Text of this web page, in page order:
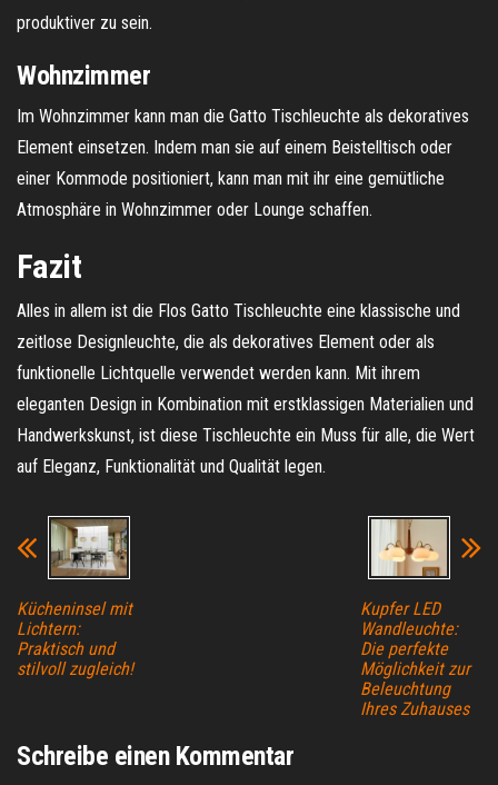
produktiver zu sein.
Wohnzimmer
Im Wohnzimmer kann man die Gatto Tischleuchte als dekoratives
Element einsetzen. Indem man sie auf einem Beistelltisch oder
einer Kommode positioniert, kann man mit ihr eine gemütliche
Atmosphäre in Wohnzimmer oder Lounge schaffen.
Fazit
Alles in allem ist die Flos Gatto Tischleuchte eine klassische und
zeitlose Designleuchte, die als dekoratives Element oder als
funktionelle Lichtquelle verwendet werden kann. Mit ihrem
eleganten Design in Kombination mit erstklassigen Materialien und
Handwerkskunst, ist diese Tischleuchte ein Muss für alle, die Wert
auf Eleganz, Funktionalität und Qualität legen.
Kücheninsel mit
Lichtern:
Praktisch und
stilvoll zugleich!
Kupfer LED
Wandleuchte:
Die perfekte
Möglichkeit zur
Beleuchtung
Ihres Zuhauses
Schreibe einen Kommentar